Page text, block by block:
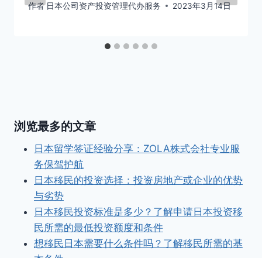
作者 日本公司资产投资管理代办服务 2023年3月14日
浏览最多的文章
日本留学签证经验分享：ZOLA株式会社专业服
务保驾护航
日本移民的投资选择：投资房地产或企业的优势
与劣势
日本移民投资标准是多少？了解申请日本投资移
民所需的最低投资额度和条件
想移民日本需要什么条件吗？了解移民所需的基